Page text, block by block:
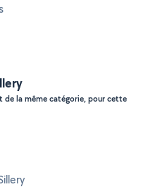
de la même catégorie, pour cette